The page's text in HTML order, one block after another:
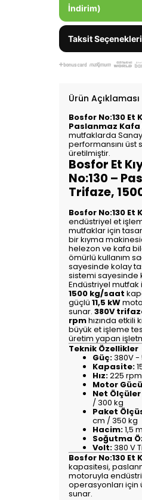
İndirim)
Taksit Seçenekleri
Ürün Açıklaması
Bosfor No:130 Et
Paslanmaz Kafa
mutfaklarda
performansını üst
üretilmiştir.
Bosfor Et
No:130 –
Trifaze,
Bosfor No:130 Et
endüstriyel et
mutfaklar için
bir kıyma
helezon ve kafa
ömürlü kullanım
sayesinde kolay
sistemi sayesinde
Endüstriyel
1500 kg/saat
güçlü11,5 kW
sunar.380V
rpmhızında etkili
büyük et işleme
üretim yapan
Teknik Özellikler
Güç:380V -
Kapasite:
Hız:225 rpm
Motor
Net Ölçüler
/ 300 kg
Paket
cm / 350 kg
Hacim:1,5
Soğutma
Volt:380 V
Bosfor No:130 Et
kapasitesi,
motoruyla
operasyonları
sunar.